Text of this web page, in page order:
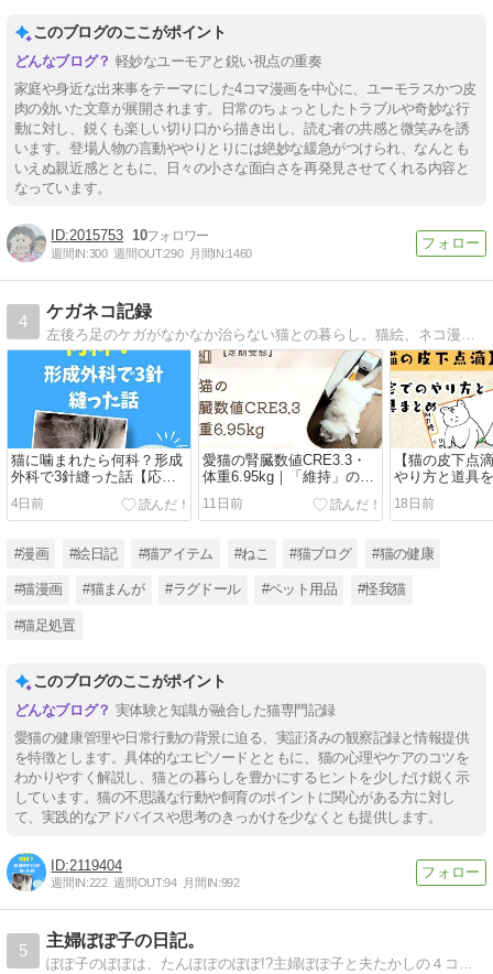
このブログのここがポイント
軽妙なユーモアと鋭い視点の重奏
家庭や身近な出来事をテーマにした4コマ漫画を中心に、ユーモラスかつ皮
肉の効いた文章が展開されます。日常のちょっとしたトラブルや奇妙な行
動に対し、鋭くも楽しい切り口から描き出し、読む者の共感と微笑みを誘
います。登場人物の言動ややりとりには絶妙な緩急がつけられ、なんとも
いえぬ親近感とともに、日々の小さな面白さを再発見させてくれる内容と
なっています。
2015753 10
週間IN:300 週間OUT:290 月間IN:1460
4
ケガネコ記録
左後ろ足のケガがなかなか治らない猫との暮らし。猫絵、ネコ漫画、ネコ情報をちまちまと投稿しています(*^^*)
猫に噛まれたら何科？形成
外科で3針縫った話【応急
処置・治療費・その後の経
過】
4日前
愛猫の腎臓数値CRE3.3・
体重6.95kg｜「維持」の裏
で背中が骨ばってきた話
【定期受診】
11日前
【猫の皮下点
やり方と道具
た｜点滴中は
った瞬間に豹
18日前
#漫画 #絵日記 #猫アイテム #ねこ #猫ブログ #猫の健康
#猫漫画 #猫まんが #ラグドール #ペット用品 #怪我猫
#猫足処置
このブログのここがポイント
実体験と知識が融合した猫専門記録
愛猫の健康管理や日常行動の背景に迫る、実証済みの観察記録と情報提供
を特徴とします。具体的なエピソードとともに、猫の心理やケアのコツを
わかりやすく解説し、猫との暮らしを豊かにするヒントを少しだけ鋭く示
しています。猫の不思議な行動や飼育のポイントに関心がある方に対し
て、実践的なアドバイスや思考のきっかけを少なくとも提供します。
2119404
週間IN:222 週間OUT:94 月間IN:992
5
主婦ぽぽ子の日記。
ぽぽ子のぽぽは、たんぽぽのぽぽ!?主婦ぽぽ子と夫たかしの４コマ絵日記です。